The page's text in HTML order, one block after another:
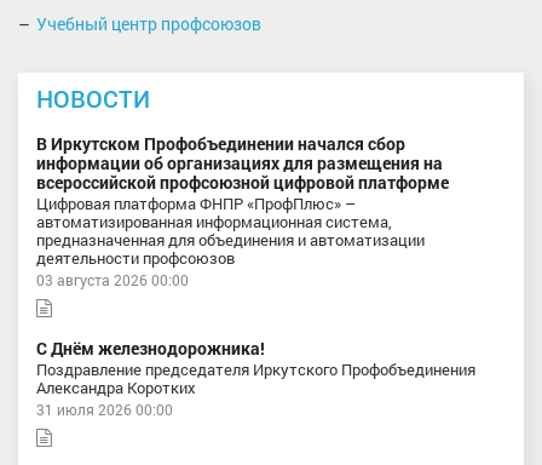
Учебный центр профсоюзов
НОВОСТИ
В Иркутском Профобъединении начался сбор
информации об организациях для размещения на
всероссийской профсоюзной цифровой платформе
Цифровая платформа ФНПР «ПрофПлюс» –
автоматизированная информационная система,
предназначенная для объединения и автоматизации
деятельности профсоюзов
03 августа 2026 00:00
С Днём железнодорожника!
Поздравление председателя Иркутского Профобъединения
Александра Коротких
31 июля 2026 00:00